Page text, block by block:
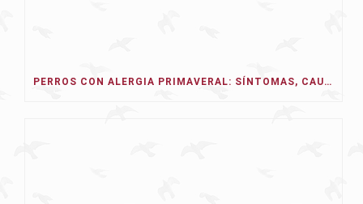
PERROS CON ALERGIA PRIMAVERAL: SÍNTOMAS, CAUSAS Y TRATAMIENTO